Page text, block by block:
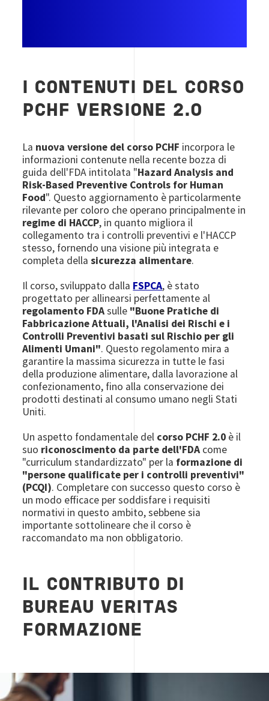
I CONTENUTI DEL CORSO
PCHF VERSIONE 2.0
La nuova versione del corso PCHF incorpora le
informazioni contenute nella recente bozza di
guida dell'FDA intitolata "Hazard Analysis and
Risk-Based Preventive Controls for Human
Food". Questo aggiornamento è particolarmente
rilevante per coloro che operano principalmente in
regime di HACCP, in quanto migliora il
collegamento tra i controlli preventivi e l'HACCP
stesso, fornendo una visione più integrata e
completa dellasicurezza alimentare.
Il corso, sviluppato dalla FSPCA, è stato
progettato per allinearsi perfettamente al
regolamento FDAsulle "Buone Pratiche di
Fabbricazione Attuali, l'Analisi dei Rischi e i
Controlli Preventivi basati sul Rischio per gli
Alimenti Umani". Questo regolamento mira a
garantire la massima sicurezza in tutte le fasi
della produzione alimentare, dalla lavorazione al
confezionamento, fino alla conservazione dei
prodotti destinati al consumo umano negli Stati
Uniti.
Un aspetto fondamentale del corso PCHF 2.0 è il
suo riconoscimento da parte dell'FDA come
"curriculum standardizzato" per la formazione di
"persone qualificate per i controlli preventivi"
(PCQI). Completare con successo questo corso è
un modo efficace per soddisfare i requisiti
normativi in questo ambito, sebbene sia
importante sottolineare che il corso è
raccomandato ma non obbligatorio.
IL CONTRIBUTO DI
BUREAU VERITAS
FORMAZIONE
Image